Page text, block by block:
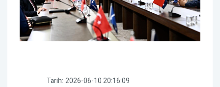
Tarih: 2026-06-10 20:16:09